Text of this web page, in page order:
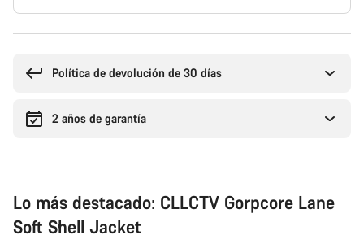
compra
Política de devolución de 30 días
2 años de garantía
Lo más destacado: CLLCTV Gorpcore Lane
Soft Shell Jacket